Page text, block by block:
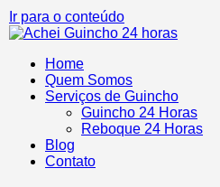
Ir para o conteúdo
Home
Quem Somos
Serviços de Guincho
Guincho 24 Horas
Reboque 24 Horas
Blog
Contato